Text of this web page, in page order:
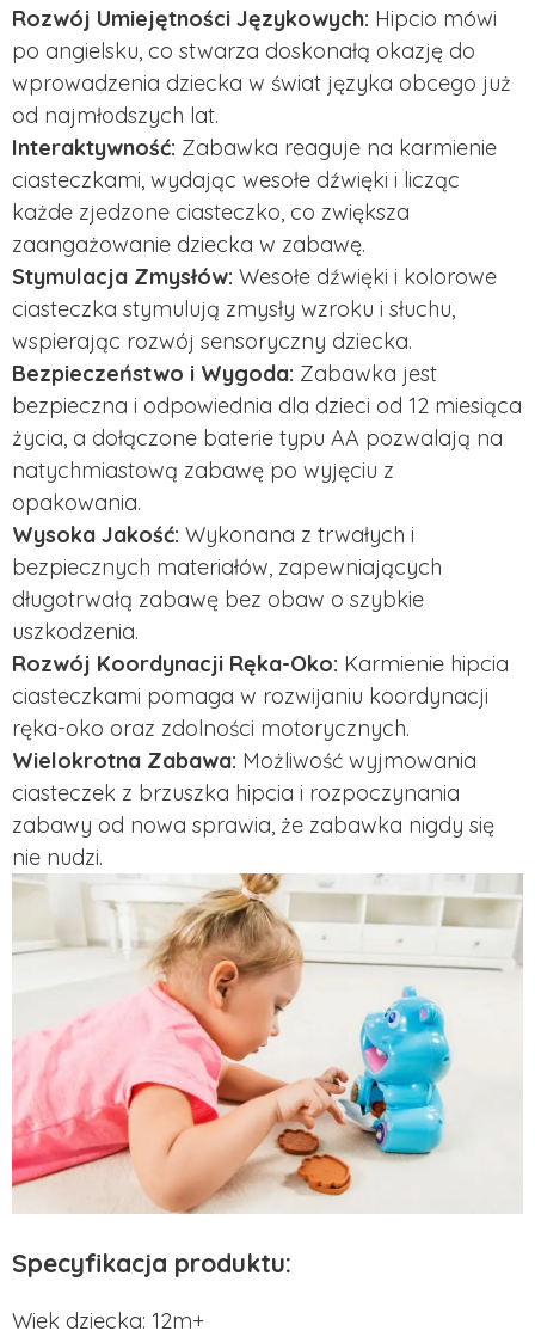
Rozwój Umiejętności Językowych: Hipcio mówi
po angielsku, co stwarza doskonałą okazję do
wprowadzenia dziecka w świat języka obcego już
od najmłodszych lat.
Interaktywność: Zabawka reaguje na karmienie
ciasteczkami, wydając wesołe dźwięki i licząc
każde zjedzone ciasteczko, co zwiększa
zaangażowanie dziecka w zabawę.
Stymulacja Zmysłów: Wesołe dźwięki i kolorowe
ciasteczka stymulują zmysły wzroku i słuchu,
wspierając rozwój sensoryczny dziecka.
Bezpieczeństwo i Wygoda: Zabawka jest
bezpieczna i odpowiednia dla dzieci od 12 miesiąca
życia, a dołączone baterie typu AA pozwalają na
natychmiastową zabawę po wyjęciu z
opakowania.
Wysoka Jakość: Wykonana z trwałych i
bezpiecznych materiałów, zapewniających
długotrwałą zabawę bez obaw o szybkie
uszkodzenia.
Rozwój Koordynacji Ręka-Oko: Karmienie hipcia
ciasteczkami pomaga w rozwijaniu koordynacji
ręka-oko oraz zdolności motorycznych.
Wielokrotna Zabawa: Możliwość wyjmowania
ciasteczek z brzuszka hipcia i rozpoczynania
zabawy od nowa sprawia, że zabawka nigdy się
nie nudzi.
Specyfikacja produktu:
Wiek dziecka: 12m+